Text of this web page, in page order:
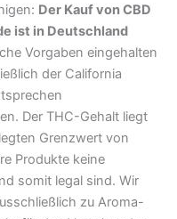
Der Kauf von CBD
ist in Deutschland
Vorgaben eingehalten
der California
Der THC-Gehalt liegt
Grenzwert von
Produkte keine
somit legal sind. Wir
zu Aroma-